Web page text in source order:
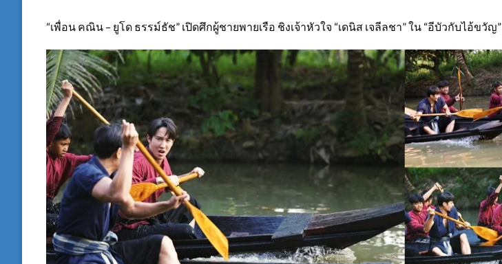
“เพื่อน คณิน – ยูโด ธรรม์ธัช” เปิดศึกผู้ชายพายเรือ ชิงเจ้าหัวใจ “เดนิส เจลีลชา” ใน “อีบัวกับไอ้ขวัญ”